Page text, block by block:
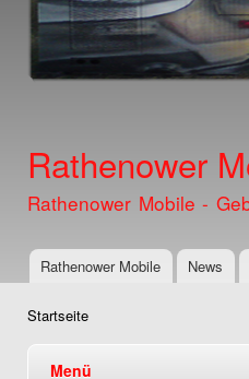
Rathenower
Rathenower Mobile -
Hauptmenü
Rathenower Mobile News
Startseite
Menü